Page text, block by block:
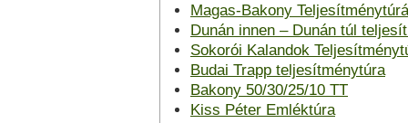
Magas-Bakony
Dunán innen – Dunán túl
Sokorói Kalandok
Budai Trapp teljesítménytúra
Bakony 50/30/25/10 TT
Kiss Péter Emléktúra